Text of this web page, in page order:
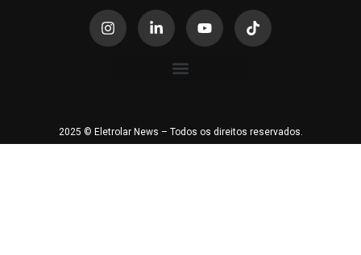
2025 © Eletrolar News – Todos os direitos reservados.